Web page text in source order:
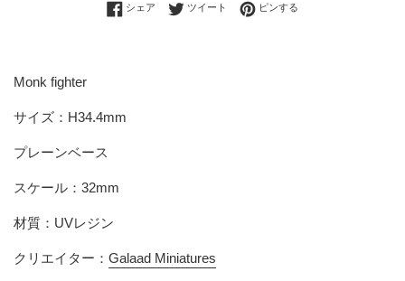
シェア Facebookでシェアする
ツイート Twitterに投稿する
ピンする
Monk fighter
サイズ：H34.4mm
プレーンベース
スケール：32mm
材質：UVレジン
クリエイター： Galaad Miniatures